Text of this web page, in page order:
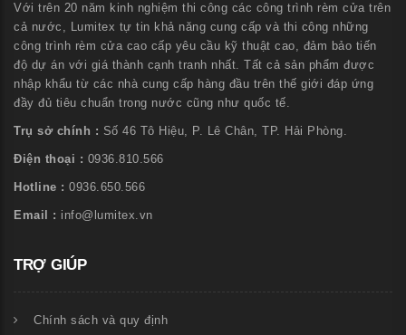
Với trên 20 năm kinh nghiệm thi công các công trình rèm cửa trên
cả nước, Lumitex tự tin khả năng cung cấp và thi công những
công trình rèm cửa cao cấp yêu cầu kỹ thuật cao, đảm bảo tiến
độ dự án với giá thành cạnh tranh nhất. Tất cả sản phẩm được
nhập khẩu từ các nhà cung cấp hàng đầu trên thế giới đáp ứng
đầy đủ tiêu chuẩn trong nước cũng như quốc tế.
Trụ sở chính : Số 46 Tô Hiệu, P. Lê Chân, TP. Hải Phòng.
Điện thoại : 0936.810.566
Hotline : 0936.650.566
Email : info@lumitex.vn
TRỢ GIÚP
Chính sách và quy định